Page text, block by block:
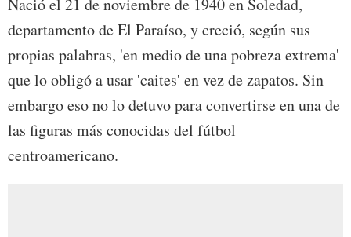
departamento de El Paraíso, y creció, según sus
propias palabras, 'en medio de una pobreza extrema'
que lo obligó a usar 'caites' en vez de zapatos. Sin
embargo eso no lo detuvo para convertirse en una de
las figuras más conocidas del fútbol
centroamericano.